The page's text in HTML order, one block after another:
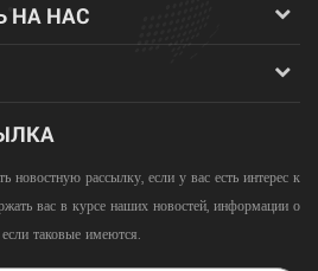
НА НАС
новостную рассылку, если у вас есть интерес к
вас в курсе наших новостей, информации о
таковые имеются.